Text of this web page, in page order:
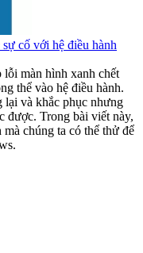
cố với hệ điều hành
màn hình xanh chết
thể vào hệ điều hành.
lại và khắc phục nhưng
được. Trong bài viết này,
chúng ta có thể thử để